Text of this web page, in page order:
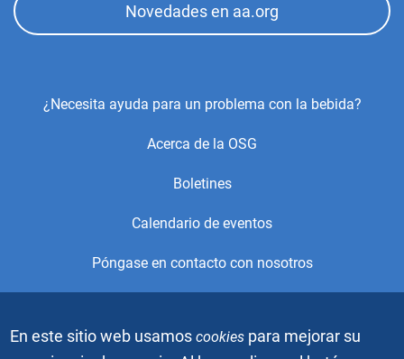
Novedades en aa.org
Footer
¿Necesita ayuda para un problema con la bebida?
Acerca de la OSG
Boletines
Calendario de eventos
Póngase en contacto con nosotros
derechos reservados. Este es el sitio web oficial de la Oficina
de Servicios Generales (OSG) de Alcohólicos Anónimos. Está
En este sitio web usamoscookies para mejorar su